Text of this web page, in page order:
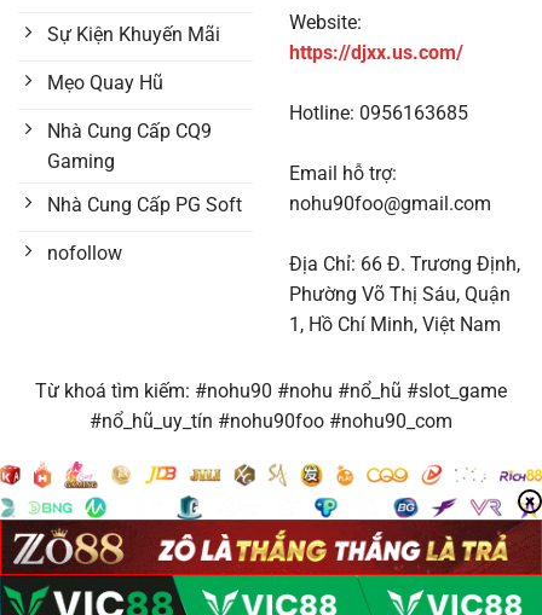
Sự Kiện Khuyến Mãi
Mẹo Quay Hũ
Nhà Cung Cấp CQ9
Gaming
Nhà Cung Cấp PG Soft
nofollow
Website:
https://djxx.us.com/
Hotline: 0956163685
Email hỗ trợ:
nohu90foo@gmail.com
Địa Chỉ: 66 Đ. Trương Định,
Phường Võ Thị Sáu, Quận
1, Hồ Chí Minh, Việt Nam
Từ khoá tìm kiếm: #nohu90 #nohu #nổ_hũ #slot_game
#nổ_hũ_uy_tín #nohu90foo #nohu90_com
Copyright 2026 ©NOHU90